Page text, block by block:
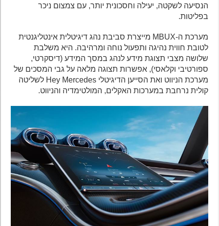
הנסיעה לשקטה, יעילה וחסכונית יותר, עם צמצום ניכר
בפליטות.
מערכת ה-MBUX מייצרת סביבת נהג דיגיטלית אינטליגנטית
לטובת חווית נהיגה ותפעול נוחה ומרהיבה. היא משלבת
שלושה מצבי תצוגת מידע לנהג במסך המידע (דיסקרטי,
ספורטיבי וקלאסי), אפשרות תצוגה מלאה על גבי המסכים של
מערכת הניווט ואת הסייען הדיגיטלי Hey Mercedes לשליטה
קולית נרחבת במערכות האקלים, המולטימדיה והניווט.